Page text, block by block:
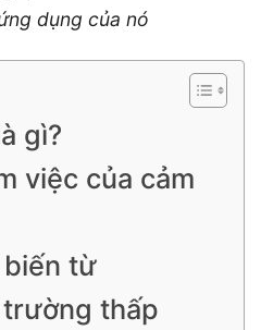
dụng của nó
gì?
việc của cảm
biến từ
trường thấp